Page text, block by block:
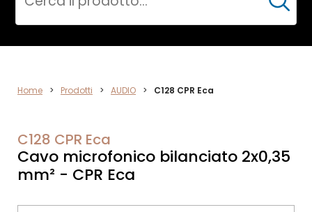
AUDIO
Cerca
Home > Prodotti > AUDIO > C128 CPR Eca
C128 CPR Eca
Cavo microfonico bilanciato 2x0,35
mm² - CPR Eca